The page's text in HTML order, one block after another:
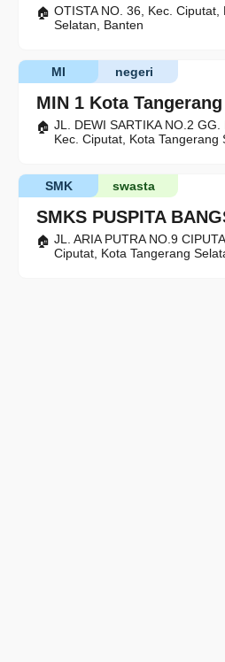
OTISTA NO. 36, Kec. Ciputat,
Selatan, Banten
MIN 1 Kota
negeri
MI
JL. DEWI SARTIKA NO.2 GG.
Kec. Ciputat, Kota Tangerang
SMKS PUSPITA
swasta
SMK
JL. ARIA PUTRA NO.9
Ciputat, Kota Tangerang